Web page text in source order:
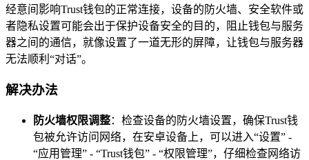
经意间影响Trust钱包的正常连接，设备的防火墙、安全软件或
者隐私设置可能会出于保护设备安全的目的，阻止钱包与服务
器之间的通信，就像设置了一道无形的屏障，让钱包与服务器
无法顺利“对话”。
解决办法
防火墙权限调整：检查设备的防火墙设置，确保Trust钱
包被允许访问网络，在安卓设备上，可以进入“设置” -
“应用管理” - “Trust钱包” - “权限管理”，仔细检查网络访